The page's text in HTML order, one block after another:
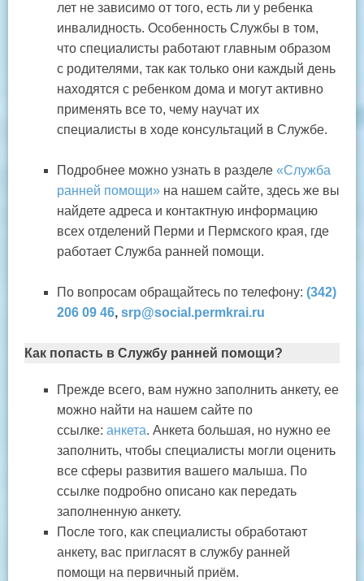
лет не зависимо от того, есть ли у ребенка
инвалидность. Особенность Службы в том,
что специалисты работают главным образом
с родителями, так как только они каждый день
находятся с ребенком дома и могут активно
применять все то, чему научат их
специалисты в ходе консультаций в Службе.
Подробнее можно узнать в разделе «Служба
ранней помощи» на нашем сайте, здесь же вы
найдете адреса и контактную информацию
всех отделений Перми и Пермского края, где
работает Служба ранней помощи.
По вопросам обращайтесь по телефону: (342)
206 09 46, srp@social.permkrai.ru
Как попасть в Службу ранней помощи?
Прежде всего, вам нужно заполнить анкету, ее
можно найти на нашем сайте по
ссылке: анкета. Анкета большая, но нужно ее
заполнить, чтобы специалисты могли оценить
все сферы развития вашего малыша. По
ссылке подробно описано как передать
заполненную анкету.
После того, как специалисты обработают
анкету, вас пригласят в службу ранней
помощи на первичный приём.